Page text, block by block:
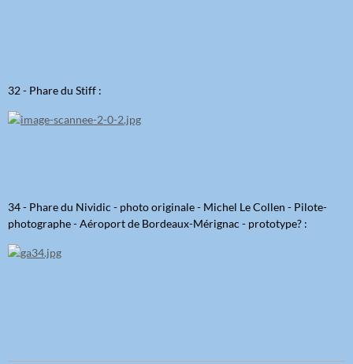
32 - Phare du Stiff :
34 - Phare du Nividic - photo originale - Michel Le Collen - Pilote-
photographe - Aéroport de Bordeaux-Mérignac - prototype? :